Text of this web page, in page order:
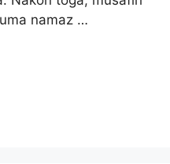
namaz …